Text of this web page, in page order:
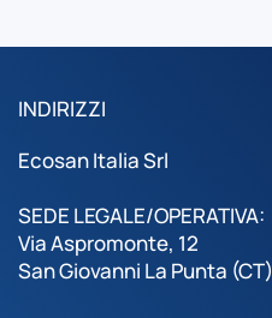
INDIRIZZI
Ecosan Italia Srl
SEDE LEGALE/OPERATIVA:
Via Aspromonte, 12
San Giovanni La Punta (CT)